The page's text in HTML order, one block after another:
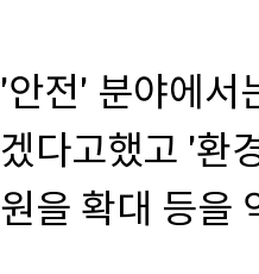
'안전' 분야에서
겠다고했고 '환
원을 확대 등을